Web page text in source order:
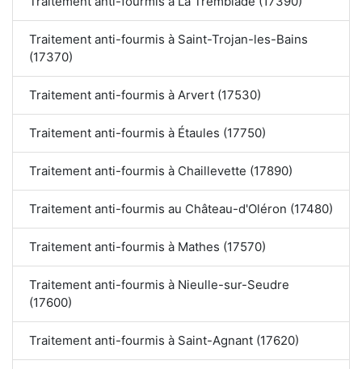
Traitement anti-fourmis à Saint-Trojan-les-Bains
(17370)
Traitement anti-fourmis à Arvert (17530)
Traitement anti-fourmis à Étaules (17750)
Traitement anti-fourmis à Chaillevette (17890)
Traitement anti-fourmis au Château-d'Oléron (17480)
Traitement anti-fourmis à Mathes (17570)
Traitement anti-fourmis à Nieulle-sur-Seudre
(17600)
Traitement anti-fourmis à Saint-Agnant (17620)